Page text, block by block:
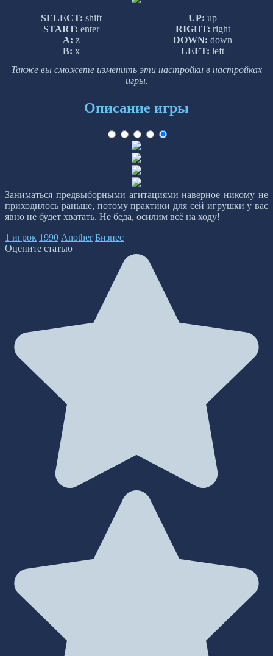
SELECT: shift
START: enter
A: z
B: x
UP: up
RIGHT: right
DOWN: down
LEFT: left
Также вы сможете изменить эти настройки в настройках
игры.
Описание игры
Заниматься предвыборными агитациями наверное никому не
приходилось раньше, потому практики для сей игрушки у вас
явно не будет хватать. Не беда, осилим всё на ходу!
1 игрок 1990 Another Бизнес
Оцените статью